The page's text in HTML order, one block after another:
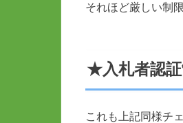
それほど厳しい制
★入札者認
これも上記同様チ